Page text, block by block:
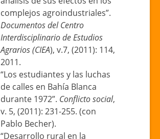
complejos agroindustriales”.
Documentos del Centro
Interdisciplinario de Estudios
Agrarios (CIEA), v.7, (2011): 114,
2011.
“Los estudiantes y las luchas
de calles en Bahía Blanca
durante 1972”. Conflicto social,
v. 5, (2011): 231-255. (con
Pablo Becher).
“Desarrollo rural en la